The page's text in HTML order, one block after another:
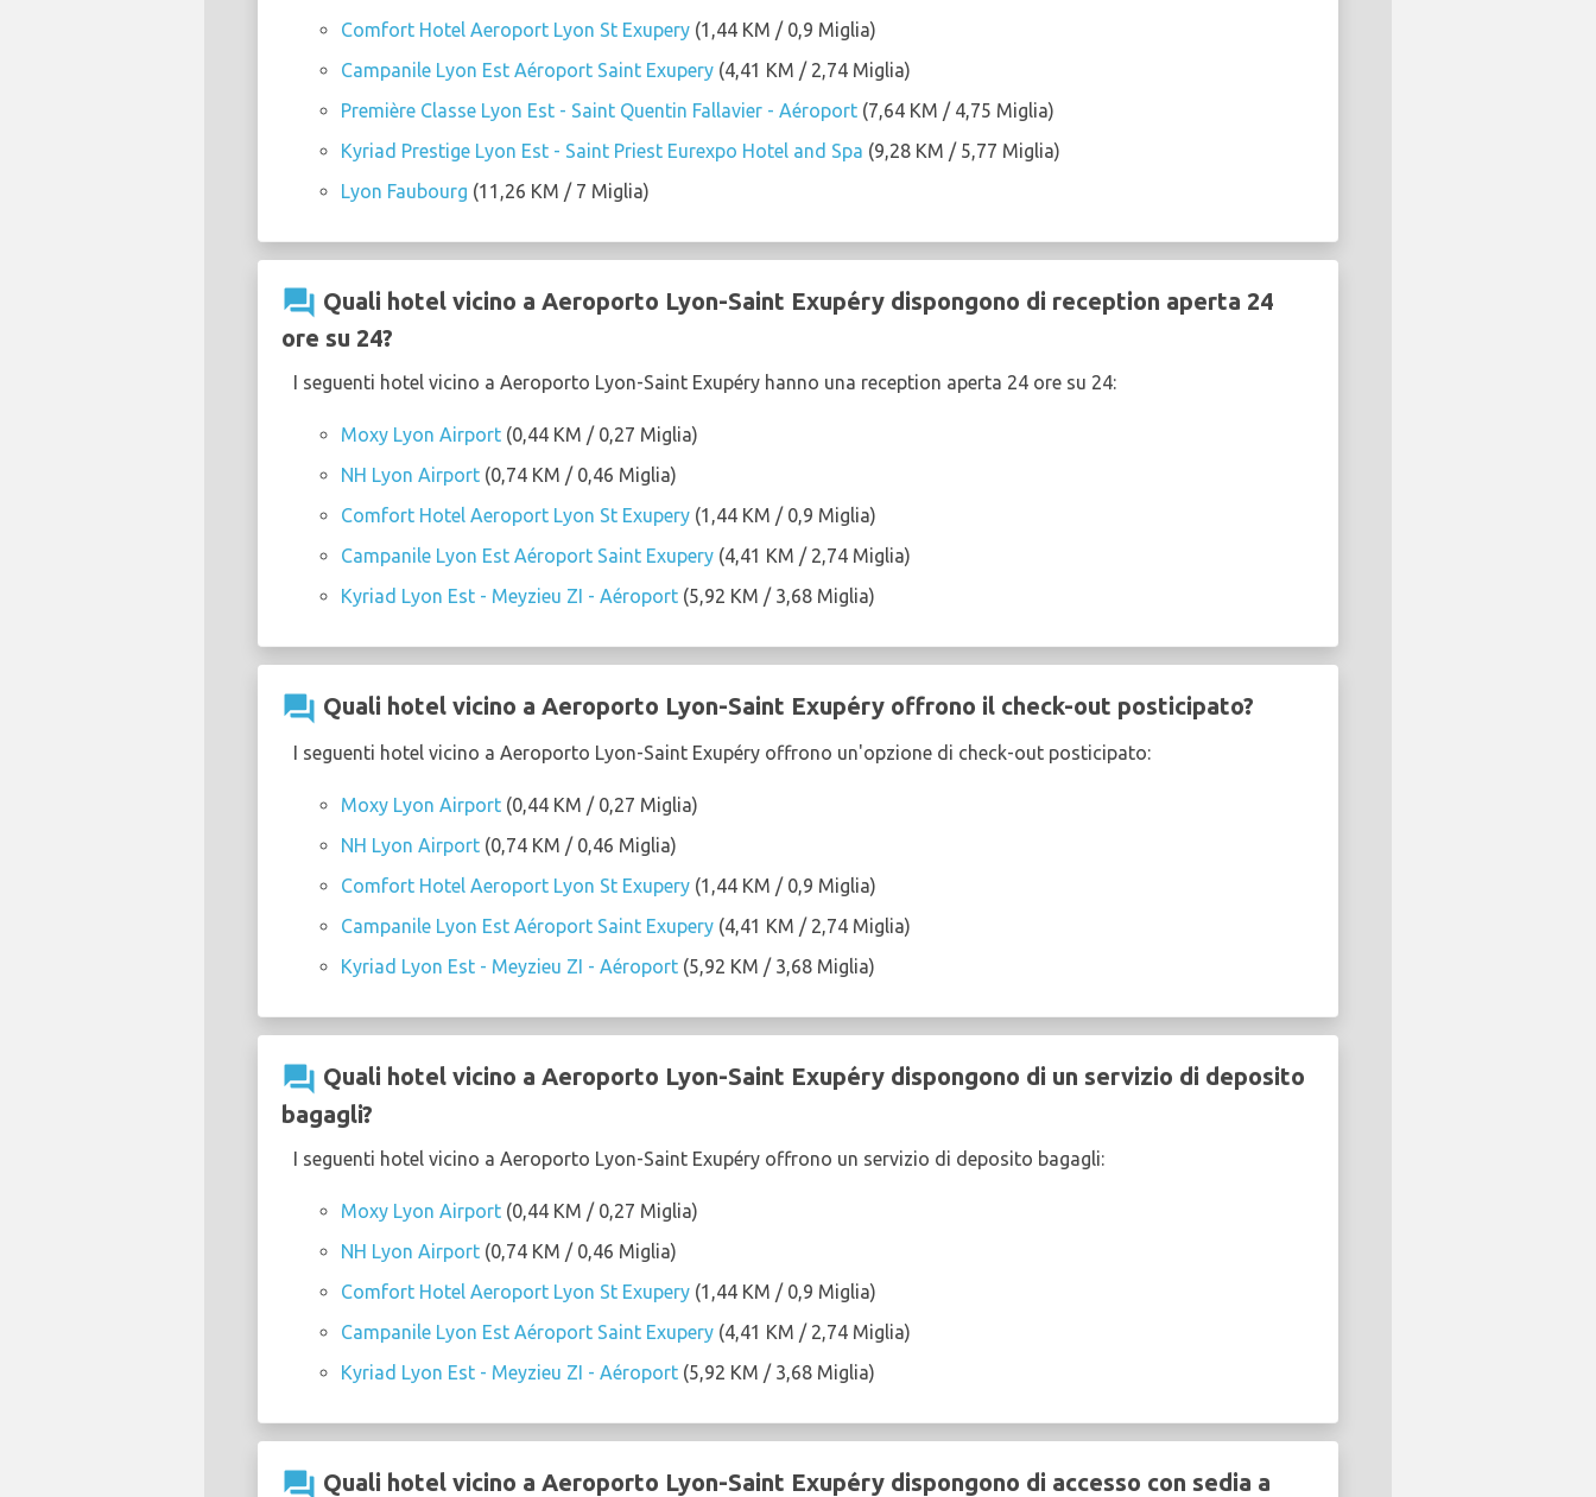
Comfort Hotel Aeroport Lyon St Exupery (1,44 KM / 0,9 Miglia)
Campanile Lyon Est Aéroport Saint Exupery (4,41 KM / 2,74 Miglia)
Première Classe Lyon Est - Saint Quentin Fallavier - Aéroport (7,64 KM / 4,75 Miglia)
Kyriad Prestige Lyon Est - Saint Priest Eurexpo Hotel and Spa (9,28 KM / 5,77 Miglia)
Lyon Faubourg (11,26 KM / 7 Miglia)
question_answer Quali hotel vicino a Aeroporto Lyon-Saint Exupéry dispongono di reception aperta 24
ore su 24?
I seguenti hotel vicino a Aeroporto Lyon-Saint Exupéry hanno una reception aperta 24 ore su 24:
Moxy Lyon Airport (0,44 KM / 0,27 Miglia)
NH Lyon Airport (0,74 KM / 0,46 Miglia)
Comfort Hotel Aeroport Lyon St Exupery (1,44 KM / 0,9 Miglia)
Campanile Lyon Est Aéroport Saint Exupery (4,41 KM / 2,74 Miglia)
Kyriad Lyon Est - Meyzieu ZI - Aéroport (5,92 KM / 3,68 Miglia)
question_answer Quali hotel vicino a Aeroporto Lyon-Saint Exupéry offrono il check-out posticipato?
I seguenti hotel vicino a Aeroporto Lyon-Saint Exupéry offrono un'opzione di check-out posticipato:
Moxy Lyon Airport (0,44 KM / 0,27 Miglia)
NH Lyon Airport (0,74 KM / 0,46 Miglia)
Comfort Hotel Aeroport Lyon St Exupery (1,44 KM / 0,9 Miglia)
Campanile Lyon Est Aéroport Saint Exupery (4,41 KM / 2,74 Miglia)
Kyriad Lyon Est - Meyzieu ZI - Aéroport (5,92 KM / 3,68 Miglia)
question_answer Quali hotel vicino a Aeroporto Lyon-Saint Exupéry dispongono di un servizio di deposito
bagagli?
I seguenti hotel vicino a Aeroporto Lyon-Saint Exupéry offrono un servizio di deposito bagagli:
Moxy Lyon Airport (0,44 KM / 0,27 Miglia)
NH Lyon Airport (0,74 KM / 0,46 Miglia)
Comfort Hotel Aeroport Lyon St Exupery (1,44 KM / 0,9 Miglia)
Campanile Lyon Est Aéroport Saint Exupery (4,41 KM / 2,74 Miglia)
Kyriad Lyon Est - Meyzieu ZI - Aéroport (5,92 KM / 3,68 Miglia)
question_answer Quali hotel vicino a Aeroporto Lyon-Saint Exupéry dispongono di accesso con sedia a